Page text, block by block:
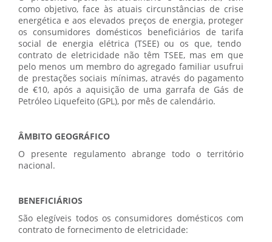
como objetivo, face às atuais circunstâncias de crise
energética e aos elevados preços de energia, proteger
os consumidores domésticos beneficiários de tarifa
social de energia elétrica (TSEE) ou os que, tendo
contrato de eletricidade não têm TSEE, mas em que
pelo menos um membro do agregado familiar usufrui
de prestações sociais mínimas, através do pagamento
de €10, após a aquisição de uma garrafa de Gás de
Petróleo Liquefeito (GPL), por mês de calendário.
ÂMBITO GEOGRÁFICO
O presente regulamento abrange todo o território
nacional.
BENEFICIÁRIOS
São elegíveis todos os consumidores domésticos com
contrato de fornecimento de eletricidade: